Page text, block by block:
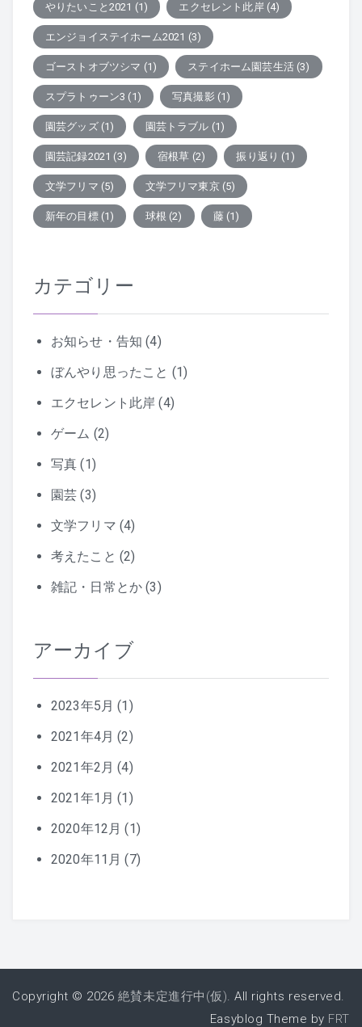
やりたいこと2021 (1) エクセレント此岸(4)
エンジョイステイホーム2021 (3)
ゴーストオブツシマ (1) ステイホーム園芸生活(3)
スプラトゥーン3 (1) 写真撮影 (1)
園芸グッズ(1) 園芸トラブル (1)
園芸記録2021 (3) 宿根草 (2) 振り返り (1)
文学フリマ (5) 文学フリマ東京(5)
新年の目標(1) 球根 (2) 藤(1)
カテゴリー
お知らせ・告知 (4)
ぼんやり思ったこと (1)
エクセレント此岸 (4)
ゲーム (2)
写真 (1)
園芸 (3)
文学フリマ (4)
考えたこと (2)
雑記・日常とか (3)
アーカイブ
2023年5月 (1)
2021年4月 (2)
2021年2月 (4)
2021年1月 (1)
2020年12月 (1)
2020年11月 (7)
Copyright © 2026 絶賛未定進行中(仮). All rights reserved.
Easyblog Theme by FRT